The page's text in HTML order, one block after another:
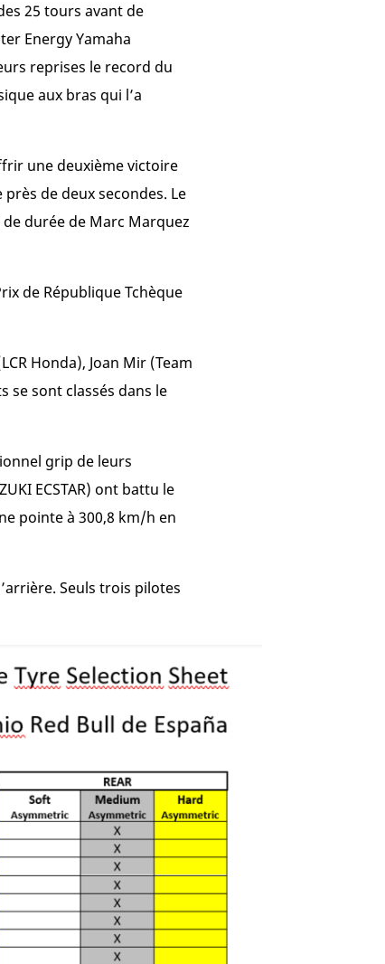
25 tours avant de
Energy Yamaha
reprises le record du
aux bras qui l’a
une deuxième victoire
de deux secondes. Le
durée de Marc Marquez
de République Tchèque
Honda), Joan Mir (Team
se sont classés dans le
grip de leurs
ECSTAR) ont battu le
pointe à 300,8 km/h en
Seuls trois pilotes